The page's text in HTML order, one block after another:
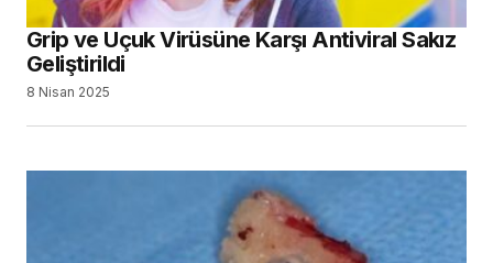
Grip ve Uçuk Virüsüne Karşı Antiviral Sakız
Geliştirildi
8 Nisan 2025